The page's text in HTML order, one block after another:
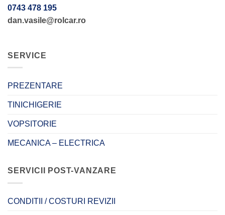
0743 478 195
dan.vasile@rolcar.ro
SERVICE
PREZENTARE
TINICHIGERIE
VOPSITORIE
MECANICA – ELECTRICA
SERVICII POST-VANZARE
CONDITII / COSTURI REVIZII